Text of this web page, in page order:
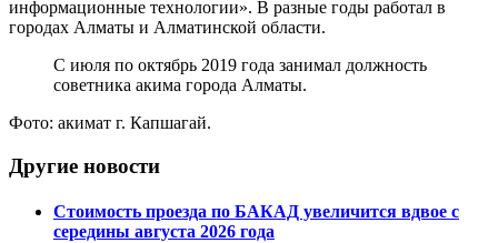
информационные технологии». В разные годы работал в
городах Алматы и Алматинской области.
С июля по октябрь 2019 года занимал должность
советника акима города Алматы.
Фото: акимат г. Капшагай.
Другие новости
Стоимость проезда по БАКАД увеличится вдвое с
середины августа 2026 года